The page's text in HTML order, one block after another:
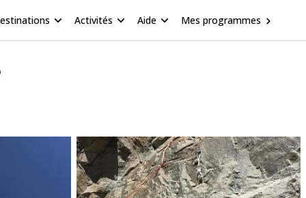
Activités Aide Mes programmes